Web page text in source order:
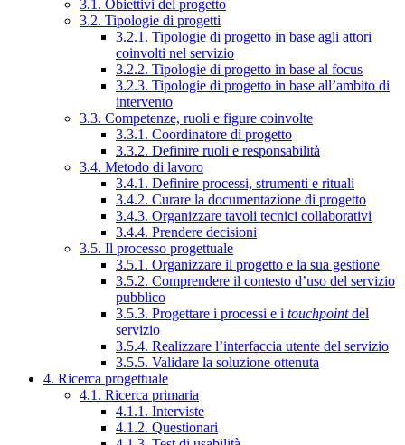
3.1. Obiettivi del progetto
3.2. Tipologie di progetti
3.2.1. Tipologie di progetto in base agli attori
coinvolti nel servizio
3.2.2. Tipologie di progetto in base al focus
3.2.3. Tipologie di progetto in base all’ambito di
intervento
3.3. Competenze, ruoli e figure coinvolte
3.3.1. Coordinatore di progetto
3.3.2. Definire ruoli e responsabilità
3.4. Metodo di lavoro
3.4.1. Definire processi, strumenti e rituali
3.4.2. Curare la documentazione di progetto
3.4.3. Organizzare tavoli tecnici collaborativi
3.4.4. Prendere decisioni
3.5. Il processo progettuale
3.5.1. Organizzare il progetto e la sua gestione
3.5.2. Comprendere il contesto d’uso del servizio
pubblico
3.5.3. Progettare i processi e i touchpointdel
servizio
3.5.4. Realizzare l’interfaccia utente del servizio
3.5.5. Validare la soluzione ottenuta
4. Ricerca progettuale
4.1. Ricerca primaria
4.1.1. Interviste
4.1.2. Questionari